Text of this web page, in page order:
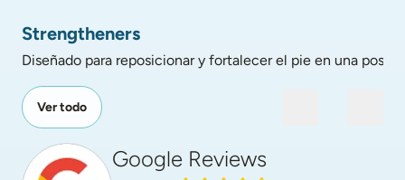
Strengtheners
Diseñado para reposicionar y fortalecer el pie en una
Ver todo
Google Reviews